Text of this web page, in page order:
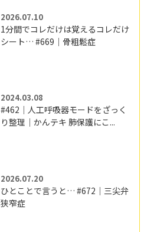
2026.07.10
1分間でコレだけは覚えるコレだけ
シート… #669｜骨粗鬆症
2024.03.08
#462｜人工呼吸器モードをざっく
り整理｜かんテキ 肺保護にこ...
2026.07.20
ひとことで言うと… #672｜三尖弁
狭窄症